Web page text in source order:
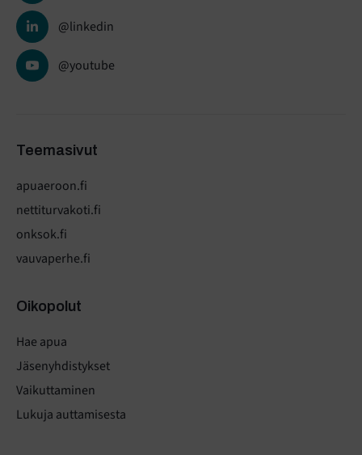
@linkedin
@youtube
Teemasivut
apuaeroon.fi
nettiturvakoti.fi
onksok.fi
vauvaperhe.fi
Oikopolut
Hae apua
Jäsenyhdistykset
Vaikuttaminen
Lukuja auttamisesta